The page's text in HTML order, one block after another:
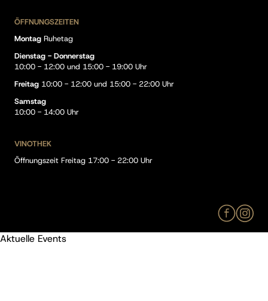
ÖFFNUNGSZEITEN
Montag Ruhetag
Dienstag - Donnerstag
10:00 - 12:00 und 15:00 - 19:00 Uhr
Freitag 10:00 - 12:00 und 15:00 - 22:00 Uhr
Samstag
10:00 - 14:00 Uhr
VINOTHEK
Öffnungszeit Freitag 17:00 - 22:00 Uhr
Aktuelle Events